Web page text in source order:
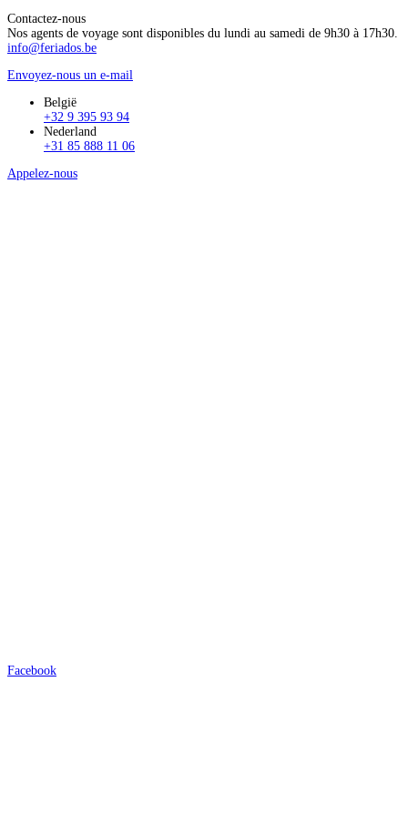
Contactez-nous
Nos agents de voyage sont disponibles du lundi au samedi de 9h30 à 17h30.
info@feriados.be
Envoyez-nous un e-mail
België
+32 9 395 93 94
Nederland
+31 85 888 11 06
Appelez-nous
Facebook